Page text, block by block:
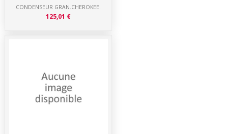
CONDENSEUR GRAN.CHEROKEE.
125,01 €